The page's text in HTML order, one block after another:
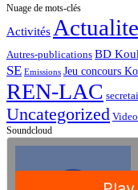
Nuage de mots-clés
Activités Actualite
Autres-publications BD
SE Emissions Jeu concours
REN-LAC
Uncategorized Video
Soundcloud